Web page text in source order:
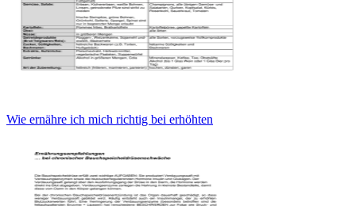
Wie ernähre ich mich richtig bei erhöhten